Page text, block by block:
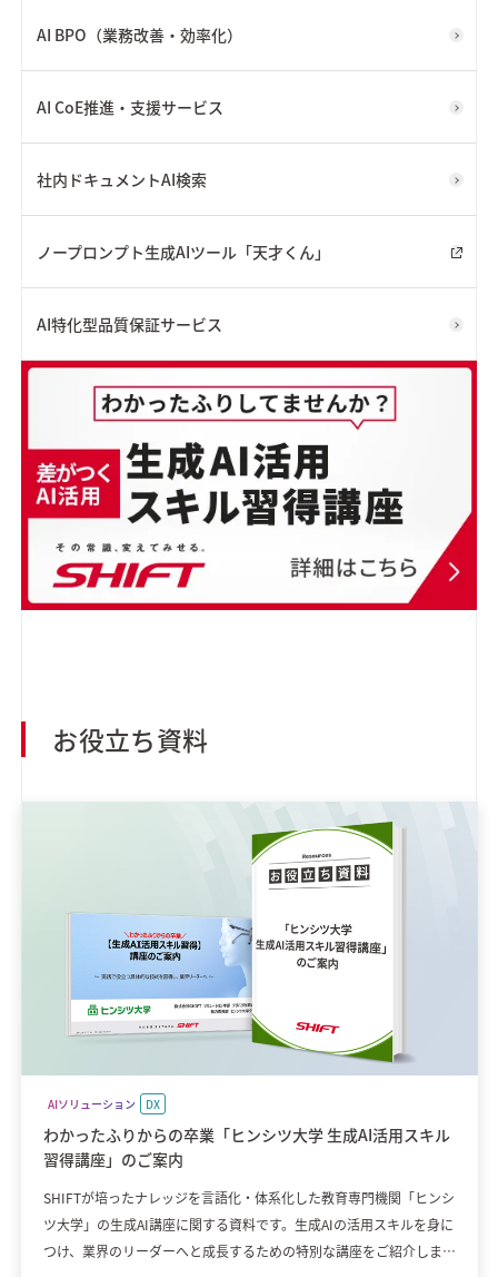
AI BPO（業務改善・効率化）
AI CoE推進・支援サービス
社内ドキュメントAI検索
ノープロンプト生成AIツール「天才くん」
AI特化型品質保証サービス
お役立ち資料
AIソリューション DX
わかったふりからの卒業「ヒンシツ大学 生成AI活用スキル
習得講座」のご案内
SHIFTが培ったナレッジを言語化・体系化した教育専門機関「ヒンシ
ツ大学」の生成AI講座に関する資料です。生成AIの活用スキルを身に
つけ、業界のリーダーへと成長するための特別な講座をご紹介しま